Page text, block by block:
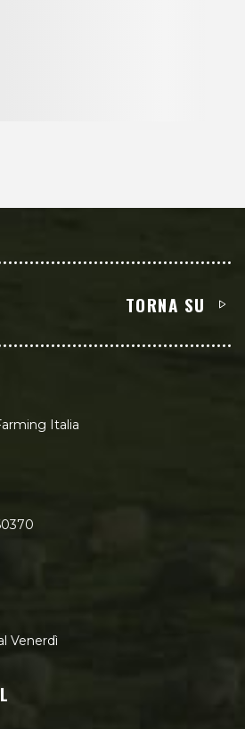
TORNA SU
Italia
Venerdì